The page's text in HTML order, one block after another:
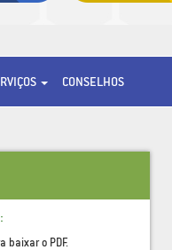
CONSELHOS
baixar o PDF.